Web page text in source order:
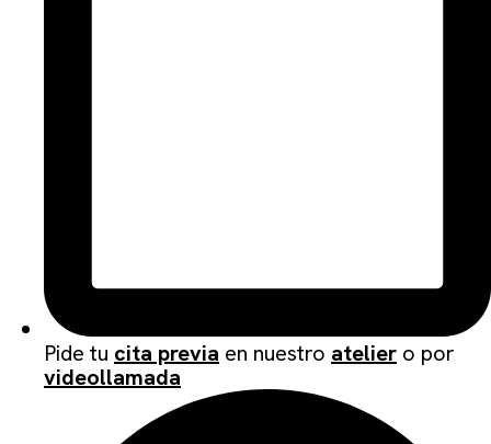
Pide tu cita previa en nuestro atelier o por
videollamada